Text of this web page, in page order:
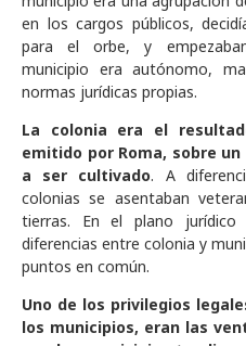
en los cargos públicos,
para el orbe, y
municipio era autónomo,
normas jurídicas propias.
La colonia era el
emitido por Roma, sobre
a ser cultivado. A
colonias se asentaban
tierras. En el plano
diferencias entre colonia y
puntos en común.
Uno de los privilegios
los municipios, eran las